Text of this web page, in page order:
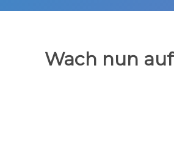
Wach nun auf